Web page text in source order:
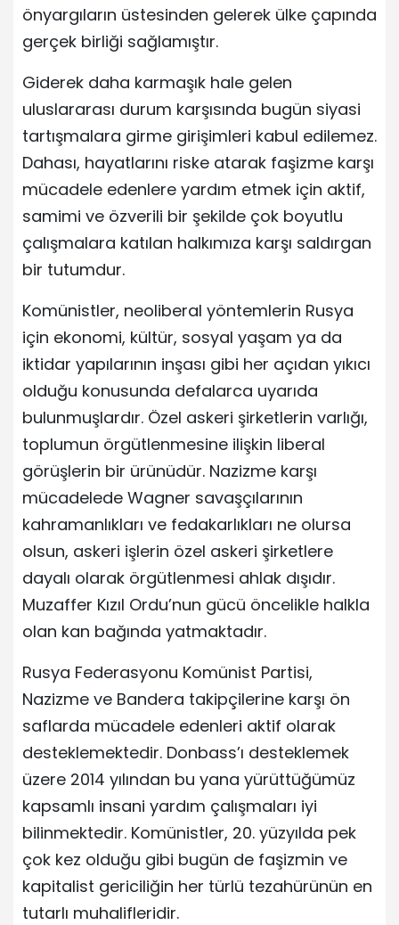
önyargıların üstesinden gelerek ülke çapında
gerçek birliği sağlamıştır.
Giderek daha karmaşık hale gelen
uluslararası durum karşısında bugün siyasi
tartışmalara girme girişimleri kabul edilemez.
Dahası, hayatlarını riske atarak faşizme karşı
mücadele edenlere yardım etmek için aktif,
samimi ve özverili bir şekilde çok boyutlu
çalışmalara katılan halkımıza karşı saldırgan
bir tutumdur.
Komünistler, neoliberal yöntemlerin Rusya
için ekonomi, kültür, sosyal yaşam ya da
iktidar yapılarının inşası gibi her açıdan yıkıcı
olduğu konusunda defalarca uyarıda
bulunmuşlardır. Özel askeri şirketlerin varlığı,
toplumun örgütlenmesine ilişkin liberal
görüşlerin bir ürünüdür. Nazizme karşı
mücadelede Wagner savaşçılarının
kahramanlıkları ve fedakarlıkları ne olursa
olsun, askeri işlerin özel askeri şirketlere
dayalı olarak örgütlenmesi ahlak dışıdır.
Muzaffer Kızıl Ordu’nun gücü öncelikle halkla
olan kan bağında yatmaktadır.
Rusya Federasyonu Komünist Partisi,
Nazizme ve Bandera takipçilerine karşı ön
saflarda mücadele edenleri aktif olarak
desteklemektedir. Donbass’ı desteklemek
üzere 2014 yılından bu yana yürüttüğümüz
kapsamlı insani yardım çalışmaları iyi
bilinmektedir. Komünistler, 20. yüzyılda pek
çok kez olduğu gibi bugün de faşizmin ve
kapitalist gericiliğin her türlü tezahürünün en
tutarlı muhalifleridir.